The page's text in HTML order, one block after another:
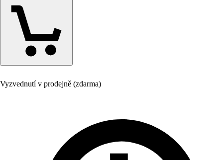
Vyzvednutí v prodejně (zdarma)